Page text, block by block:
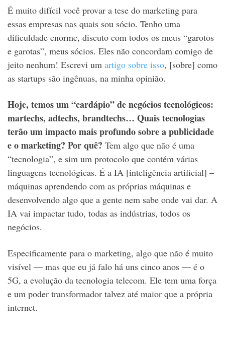
É muito difícil você provar a tese do marketing para
essas empresas nas quais sou sócio. Tenho uma
dificuldade enorme, discuto com todos os meus “garotos
e garotas”, meus sócios. Eles não concordam comigo de
jeito nenhum! Escrevi um artigo sobre isso, [sobre] como
as startups são ingênuas, na minha opinião.
Hoje, temos um “cardápio” de negócios tecnológicos:
martechs, adtechs, brandtechs… Quais tecnologias
terão um impacto mais profundo sobre a publicidade
e o marketing? Por quê? Tem algo que não é uma
“tecnologia”, e sim um protocolo que contém várias
linguagens tecnológicas. É a IA [inteligência artificial] –
máquinas aprendendo com as próprias máquinas e
desenvolvendo algo que a gente nem sabe onde vai dar. A
IA vai impactar tudo, todas as indústrias, todos os
negócios.
Especificamente para o marketing, algo que não é muito
visível — mas que eu já falo há uns cinco anos — é o
5G, a evolução da tecnologia telecom. Ele tem uma força
e um poder transformador talvez até maior que a própria
internet.